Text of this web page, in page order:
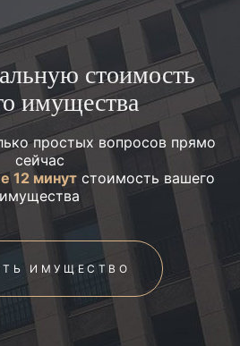
стоимость
имущества
простых вопросов прямо
сейчас
12 минутстоимость вашего
имущества
ИМУЩЕСТВО